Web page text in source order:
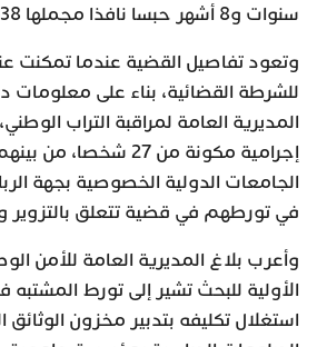
سنوات و8 أشهر حبسا نافذا مجملها 638 شهرا حبسا نافذا.
وتعود تفاصيل القضية عندما تمكنت
للشرطة القضائية، بناء على معلومات
المديرية العامة لمراقبة التراب
إجرامية مكونة من 27
الجامعات الدولية الخصوصية بجهة
في تورطهم في قضية تتعلق بالتزوير
وأعرب بلاغ المديرية العامة للأمن
الأولية للبحث تشير إلى تورط المشتبه
استغلال تكليفه بتدبير مخزون